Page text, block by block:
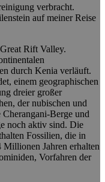
verbracht.
auf meiner Reise
Rift Valley.
durch Kenia verläuft.
einem geographischen
dreier großer
der nubischen und
Berge und
noch aktiv sind. Die
Fossilien, die in
Jahren erhalten
Vorfahren der